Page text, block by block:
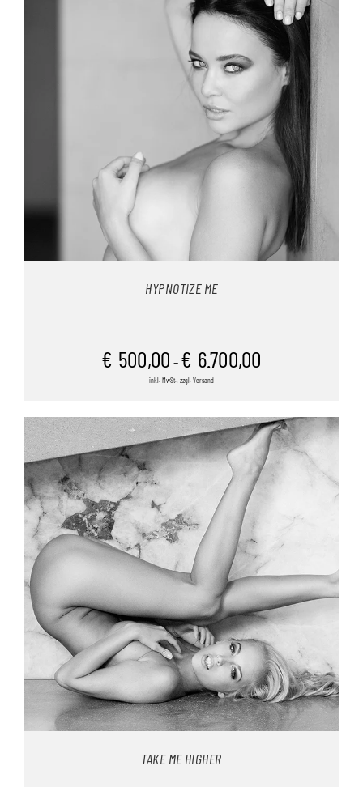
HYPNOTIZE ME
€ 500,00 – € 6.700,00
inkl. MwSt., zzgl. Versand
TAKE ME HIGHER